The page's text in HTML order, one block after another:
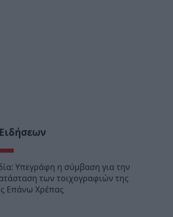
Υπεγράφη η σύμβαση για την
των τοιχογραφιών της
Επάνω Χρέπας